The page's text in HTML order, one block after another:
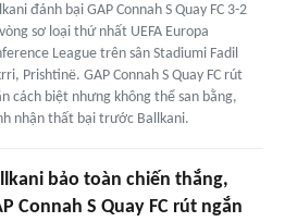
đánh bại GAP Connah S Quay FC 3-2
sơ loại thứ nhất UEFA Europa
League trên sân Stadiumi Fadil
Prishtinë. GAP Connah S Quay FC rút
cách biệt nhưng không thể san bằng,
nhận thất bại trước Ballkani.
bảo toàn chiến thắng,
Connah S Quay FC rút ngắn